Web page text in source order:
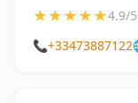
★★★★★4.9/5
📞+33473887122